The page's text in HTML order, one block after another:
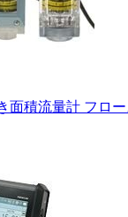
面積流量計 フロ